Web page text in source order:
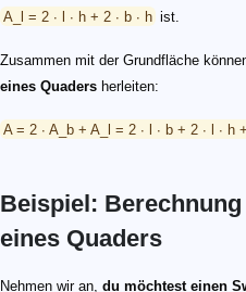
A_l = 2 ∙ l ∙ h + 2 ∙ b ∙ h ist.
Zusammen mit der Grundfläche
eines Quaders herleiten:
A = 2 ∙ A_b + A_l = 2 ∙ l ∙ b + 2 ∙ l ∙ h
Beispiel:
eines Quaders
Nehmen wir an, du möchtest einen